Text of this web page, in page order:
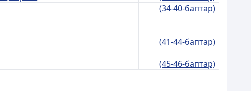
(34-40-баптар)
(41-44-баптар)
(45-46-баптар)